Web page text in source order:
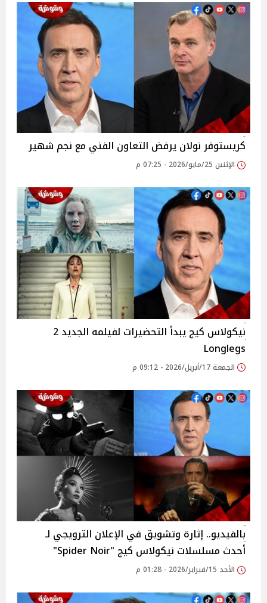
كريستوفر نولان يرفض التعاون الفني مع نجم شهير
الإثنين 25/مايو/2026 - 07:25 م
نيكولاس كيج يبدأ التحضيرات لفيلمه الجديد 2
Longlegs
الجمعة 17/أبريل/2026 - 09:12 م
بالفيديو.. إثارة وتشويق في الإعلان الترويجي لـ
أحدث مسلسلات نيكولاس كيج "Spider Noir"
الأحد 15/فبراير/2026 - 01:28 م